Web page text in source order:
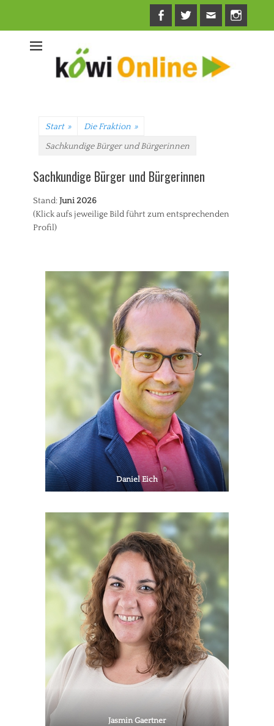
Facebook
Twitter
Mail
Start » Die Fraktion »
Sachkundige Bürger und Bürgerinnen
Sachkundige Bürger und Bürgerinnen
Stand:Juni 2026
(Klick aufs jeweilige Bild führt zum entsprechenden
Profil)
Daniel Eich
Jasmin Gaertner